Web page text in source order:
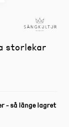
storlekar
- så länge lagret